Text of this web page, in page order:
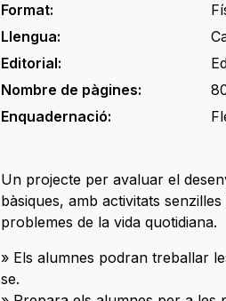
Format:
Llengua:
Editorial:
Nombre de pàgines:
Enquadernació:
Un projecte per avaluar el
bàsiques, amb activitats
problemes de la vida quotidiana.
» Els alumnes podran treballar
se.